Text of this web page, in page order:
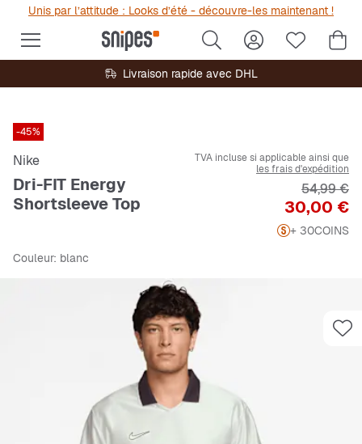
Unis par l’attitude : Looks d’été - découvre-les maintenant !
Livraison rapide avec DHL
-45%
Nike
Dri-FIT Energy
Shortsleeve Top
TVA incluse si applicable ainsi que
les frais d'expédition
Prix
30,00 €
Prix
54,99 €
+ 30COINS
Couleur: blanc